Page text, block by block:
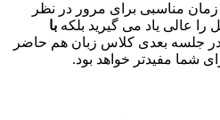
مناسبی برای مرور در نظر
را عالی یاد می گیرید بلکه با
جلسه بعدی کلاس زبان هم حاضر
شما مفیدتر خواهد بود.